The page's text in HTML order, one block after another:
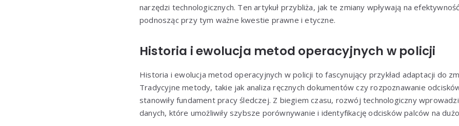
narzędzi technologicznych. Ten artykuł przybliża, jak te zmiany wpływają na
podnosząc przy tym ważne kwestie prawne i etyczne.
Historia i ewolucja metod operacyjnych w policji
Historia i ewolucja metod operacyjnych w policji to fascynujący przykład adaptacji do
Tradycyjne metody, takie jak analiza ręcznych dokumentów czy rozpoznawanie
stanowiły fundament pracy śledczej. Z biegiem czasu, rozwój technologiczny
danych, które umożliwiły szybsze porównywanie i identyfikację odcisków palców na